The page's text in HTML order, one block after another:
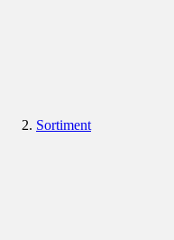
Sortiment